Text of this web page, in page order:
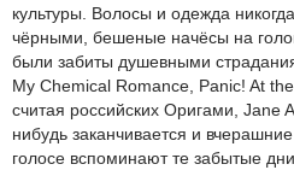
культуры. Волосы и одежда
чёрными, бешеные начёсы на
были забиты душевными
My Chemical Romance, Panic! At
считая российских Оригами, Jane
нибудь заканчивается и
голосе вспоминают те забытые